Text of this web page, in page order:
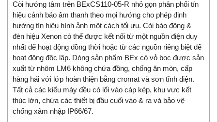
Còi hướng tâm trên BExCS110-05-R nhỏ gọn phân phối tín
hiệu cảnh báo âm thanh theo mọi hướng cho phép định
hướng tín hiệu hình ảnh một cách tối ưu. Còi báo động &
đèn hiệu Xenon có thể được kết nối từ một nguồn điện duy
nhất để hoạt động đồng thời hoặc từ các nguồn riêng biệt để
hoạt động độc lập. Dòng sản phẩm BEx có vỏ bọc được sản
xuất từ ​​nhôm LM6 không chứa đồng, chống ăn mòn, cấp
hàng hải với lớp hoàn thiện bằng cromat và sơn tĩnh điện.
Tất cả các kiểu máy đều có lối vào cáp kép, khu vực kết
thúc lớn, chứa các thiết bị đầu cuối vào & ra và bảo vệ
chống xâm nhập IP66/67.